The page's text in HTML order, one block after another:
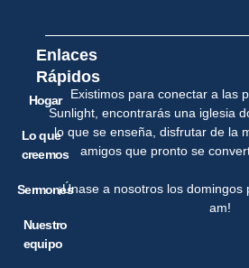
Enlaces
Rápidos
Hogar
Lo que
creemos
Sermones
Nuestro
equipo
Existimos para conectar a las
Sunlight, encontrarás una iglesia
lo que se enseña, disfrutar de la
amigos que pronto se
¡Únase a nosotros los
am!